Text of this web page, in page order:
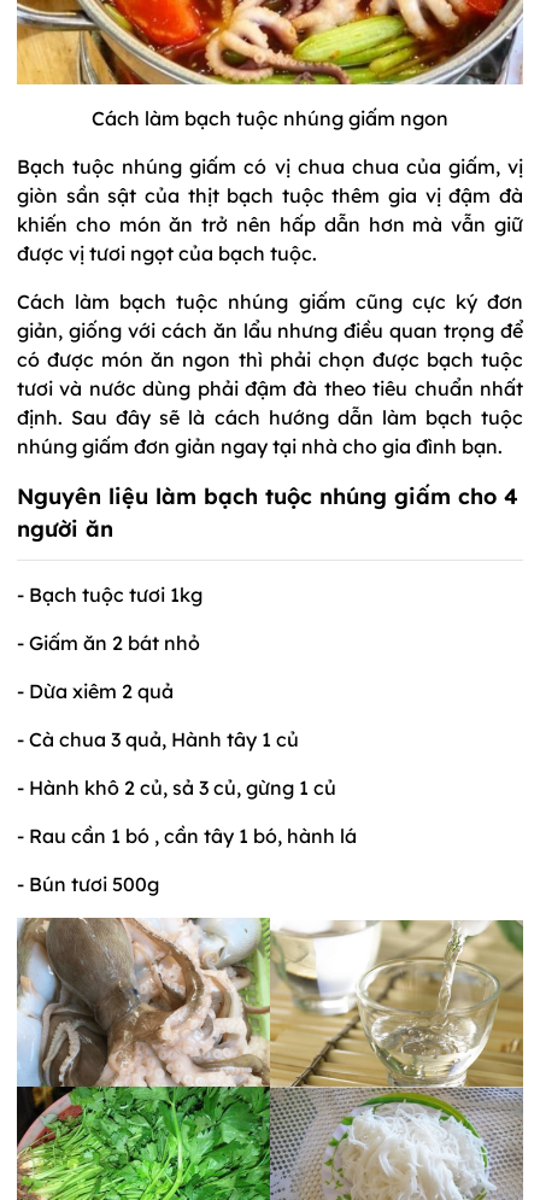
Cách làm bạch tuộc nhúng giấm ngon
Bạch tuộc nhúng giấm có vị chua chua của giấm, vị
giòn sần sật của thịt bạch tuộc thêm gia vị đậm đà
khiến cho món ăn trở nên hấp dẫn hơn mà vẫn giữ
được vị tươi ngọt của bạch tuộc.
Cách làm bạch tuộc nhúng giấm cũng cực ký đơn
giản, giống với cách ăn lẩu nhưng điều quan trọng để
có được món ăn ngon thì phải chọn được bạch tuộc
tươi và nước dùng phải đậm đà theo tiêu chuẩn nhất
định. Sau đây sẽ là cách hướng dẫn làm bạch tuộc
nhúng giấm đơn giản ngay tại nhà cho gia đình bạn.
Nguyên liệu làm bạch tuộc nhúng giấm cho 4
người ăn
- Bạch tuộc tươi 1kg
- Giấm ăn 2 bát nhỏ
- Dừa xiêm 2 quả
- Cà chua 3 quả, Hành tây 1 củ
- Hành khô 2 củ, sả 3 củ, gừng 1 củ
- Rau cần 1 bó , cần tây 1 bó, hành lá
- Bún tươi 500g